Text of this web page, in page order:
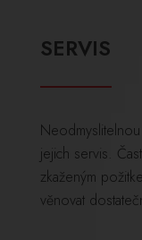
SERVIS
jejich servis.
zkaženým
věnovat